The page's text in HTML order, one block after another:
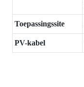
Toepassingssite
PV-kabel